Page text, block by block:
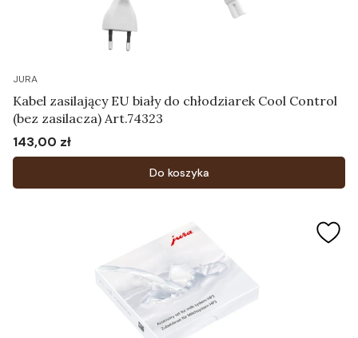
JURA
Kabel zasilający EU biały do chłodziarek Cool Control
(bez zasilacza) Art.74323
Cena
143,00 zł
Do koszyka